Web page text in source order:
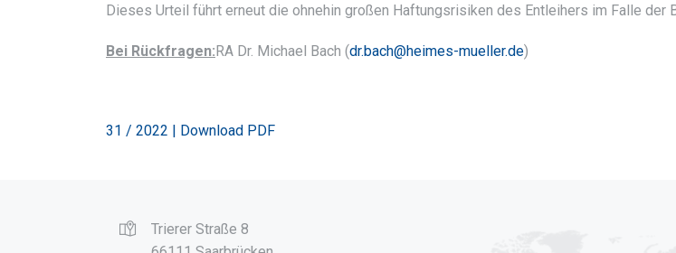
Dieses Urteil führt erneut die ohnehin großen Haftungsrisiken des Entleihers im Falle der
Bei Rückfragen: RA Dr. Michael Bach (dr.bach@heimes-mueller.de)
31 / 2022 | Download PDF
Trierer Straße 8